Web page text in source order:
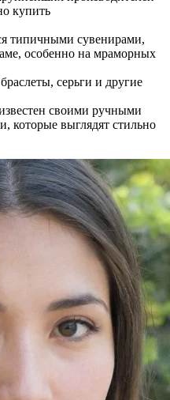
купить
типичными сувенирами,
особенно на мраморных
серьги и другие
своими ручными
которые выглядят стильно